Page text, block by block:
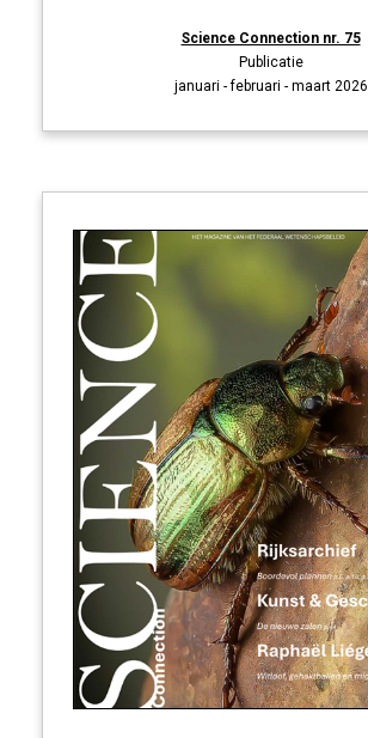
Science Connection nr. 75
Publicatie
januari - februari - maart 2026